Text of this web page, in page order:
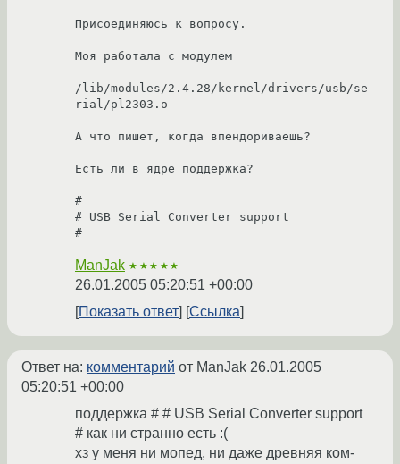
Присоединяюсь к вопросу.
Моя работала с модулем
/lib/modules/2.4.28/kernel/drivers/usb/se
rial/pl2303.o
А что пишет, когда впендориваешь?
Есть ли в ядре поддержка?
#
# USB Serial Converter support
ManJak ★★★★★
26.01.2005 05:20:51 +00:00
Показать ответ
Ссылка
Ответ на: комментарий от ManJak 26.01.2005
05:20:51 +00:00
поддержка # # USB Serial Converter support
# как ни странно есть :(
хз у меня ни мопед, ни даже древняя ком-